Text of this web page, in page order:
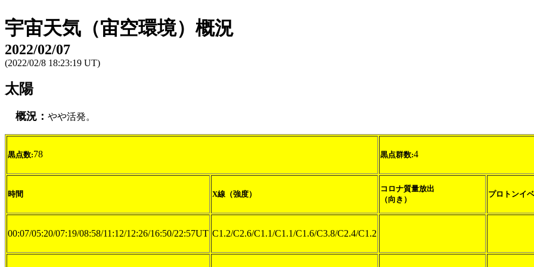
宇宙天気（宙空環境）概況
2022/02/07
(2022/02/8 18:23:19 UT)
太陽
概況： やや活発。
黒点数:78 黒点群数:4
時間 X線（強度）
コロナ質量放出
（向き）
プロトンイ
00:07/05:20/07:19/08:58/11:12/12:26/16:50/22:57UT C1.2/C2.6/C1.1/C1.1/C1.6/C3.8/C2.4/C1.2